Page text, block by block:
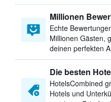
Millionen
Echte
Millionen Gästen,
deinen perfekten
Die besten
HotelsCombined
Hotels und